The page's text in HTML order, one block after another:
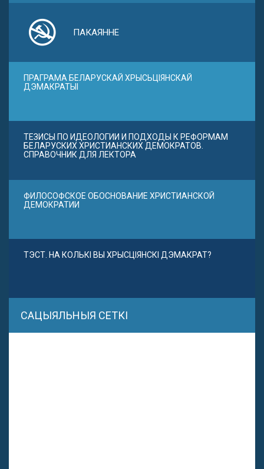
ПАКАЯННЕ
ПРАГРАМА БЕЛАРУСКАЙ ХРЫСЬЦІЯНСКАЙ
ДЭМАКРАТЫІ
ТЕЗИСЫ ПО ИДЕОЛОГИИ И ПОДХОДЫ К РЕФОРМАМ
БЕЛАРУСКИХ ХРИСТИАНСКИХ ДЕМОКРАТОВ.
СПРАВОЧНИК ДЛЯ ЛЕКТОРА
ФИЛОСОФСКОЕ ОБОСНОВАНИЕ ХРИСТИАНСКОЙ
ДЕМОКРАТИИ
ТЭСТ. НА КОЛЬКІ ВЫ ХРЫСЦІЯНСКІ ДЭМАКРАТ?
САЦЫЯЛЬНЫЯ СЕТКІ